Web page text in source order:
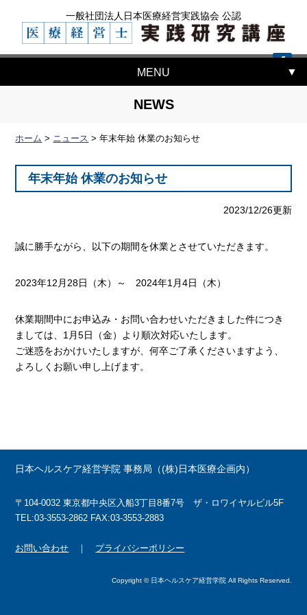
一般社団法人日本医療経営実践協会 公認
MENU
NEWS
ホーム > ニュース >年末年始 休業のお知らせ
年末年始 休業のお知らせ
2023/12/26更新
誠に勝手ながら、以下の期間を休業とさせていただきます。
2023年12月28日（木）～ 2024年1月4日（木）
休業期間中にお申込み・お問い合わせいただきました件につき
ましては、1月5日（金）より順次対応いたします。
ご迷惑をおかけいたしますが、何卒ご了承くださいますよう、
よろしくお願い申し上げます。
日本ヘルスケア経営学院 事務局（(株)日本医療企画内）
〒104-0032 東京都中央区入船3丁目8番7号 ザ・ロワイヤルビル5F
TEL:03-3553-2862 FAX:03-3553-2883
お問い合わせ ｜ プライバシーポリシー
Copyright © 日本ヘルスケア経営学院 All Rights Reserved.